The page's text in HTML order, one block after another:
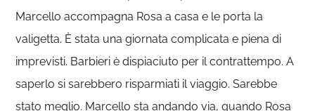
Marcello accompagna Rosa a casa e le porta la
valigetta. È stata una giornata complicata e piena di
imprevisti. Barbieri è dispiaciuto per il contrattempo. A
saperlo si sarebbero risparmiati il viaggio. Sarebbe
stato meglio. Marcello sta andando via, quando Rosa